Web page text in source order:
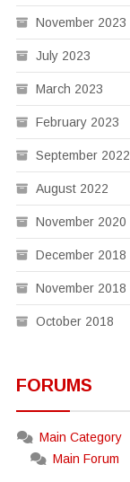
November 2023
July 2023
March 2023
February 2023
September 2022
August 2022
November 2020
December 2018
November 2018
October 2018
FORUMS
Main Category
Main Forum